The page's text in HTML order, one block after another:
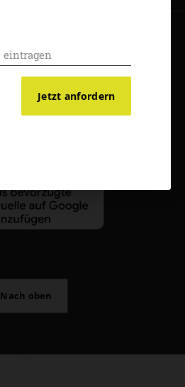
Impressum
Abo online kündigen
Nach oben
Jetzt anfordern